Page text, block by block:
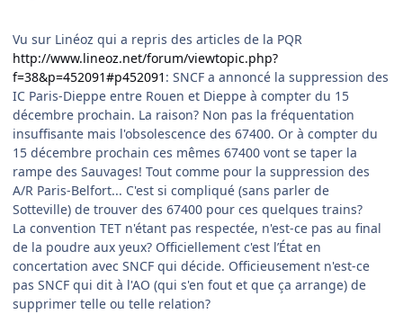
Vu sur Linéoz qui a repris des articles de la PQR
http://www.lineoz.net/forum/viewtopic.php?
f=38&p=452091#p452091 : SNCF a annoncé la suppression des
IC Paris-Dieppe entre Rouen et Dieppe à compter du 15
décembre prochain. La raison? Non pas la fréquentation
insuffisante mais l'obsolescence des 67400. Or à compter du
15 décembre prochain ces mêmes 67400 vont se taper la
rampe des Sauvages! Tout comme pour la suppression des
A/R Paris-Belfort... C'est si compliqué (sans parler de
Sotteville) de trouver des 67400 pour ces quelques trains?
La convention TET n'étant pas respectée, n'est-ce pas au final
de la poudre aux yeux? Officiellement c'est l’État en
concertation avec SNCF qui décide. Officieusement n'est-ce
pas SNCF qui dit à l'AO (qui s'en fout et que ça arrange) de
supprimer telle ou telle relation?